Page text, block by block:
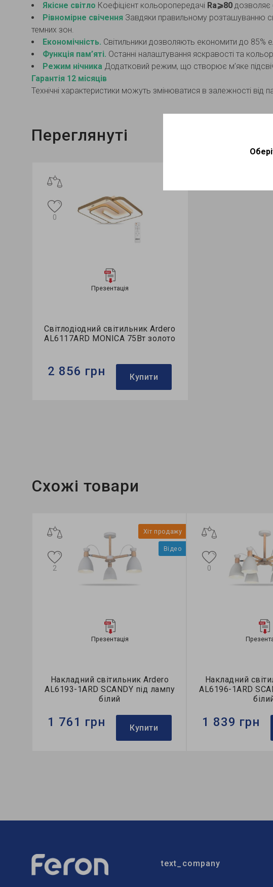
Якісне світло Коефіцієнт кольоропередачі Ra⩾80 дозволяє
Рівномірне свічення Завдяки правильному розташуванню
темних зон.
Економічність. Світильники дозволяють економити до 85%
Функція пам’яті. Останні налаштування яскравості та
Режим нічника Додатковий режим, що створює м’яке
Гарантія 12 місяців
Технічні характеристики можуть змінюватися в залежності від
Переглянуті
Презентація
Світлодіодний світильник Ardero
AL6117ARD MONICA 75Вт золото
0
2 856 грн Купити
Схожі товари
Хіт продажу
Відео
Презентація
Накладний світильник Ardero
AL6193-1ARD SCANDY під лампу
білий
2
1 761 грн Купити
Накладний
AL6196-1ARD
0
1 839 грн
text_company